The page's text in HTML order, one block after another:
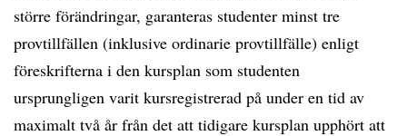
större förändringar, garanteras studenter minst tre
provtillfällen (inklusive ordinarie provtillfälle) enligt
föreskrifterna i den kursplan som studenten
ursprungligen varit kursregistrerad på under en tid av
maximalt två år från det att tidigare kursplan upphört att